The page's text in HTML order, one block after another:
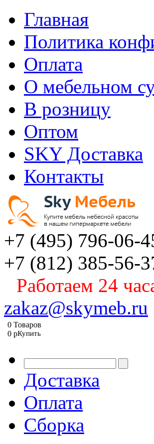
Главная
Политика
Оплата
О мебельном
В розницу
Оптом
SKY Доставка
Контакты
+7 (495) 796-06-
+7 (812) 385-56-
Работаем 24
zakaz@skymeb.ru
0 Товаров
0 pКупить
Доставка
Оплата
Сборка